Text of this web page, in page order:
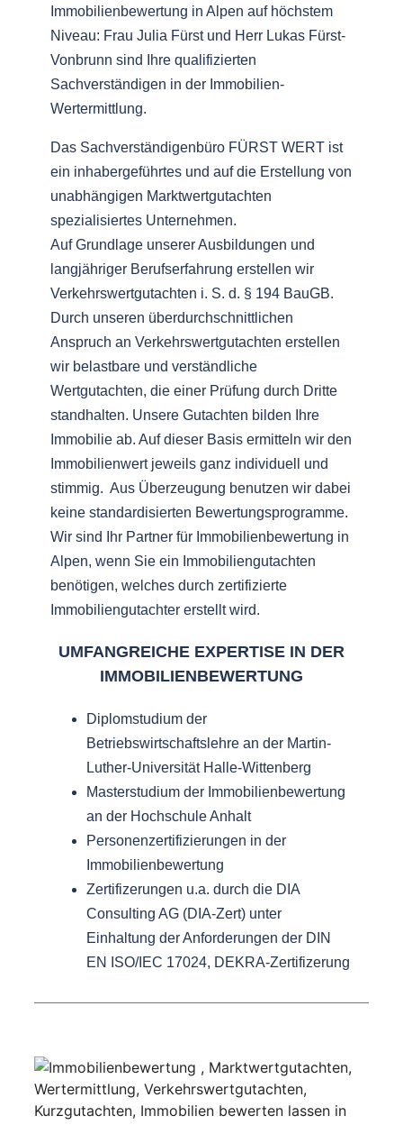
Immobilienbewertung in Alpen auf höchstem
Niveau: Frau Julia Fürst und Herr Lukas Fürst-
Vonbrunn sind Ihre qualifizierten
Sachverständigen in der Immobilien-
Wertermittlung.
Das Sachverständigenbüro FÜRST WERT ist
ein inhabergeführtes und auf die Erstellung von
unabhängigen Marktwertgutachten
spezialisiertes Unternehmen.
Auf Grundlage unserer Ausbildungen und
langjähriger Berufserfahrung erstellen wir
Verkehrswertgutachten i. S. d. § 194 BauGB.
Durch unseren überdurchschnittlichen
Anspruch an Verkehrswertgutachten erstellen
wir belastbare und verständliche
Wertgutachten, die einer Prüfung durch Dritte
standhalten. Unsere Gutachten bilden Ihre
Immobilie ab. Auf dieser Basis ermitteln wir den
Immobilienwert jeweils ganz individuell und
stimmig. Aus Überzeugung benutzen wir dabei
keine standardisierten Bewertungsprogramme.
Wir sind Ihr Partner für Immobilienbewertung in
Alpen, wenn Sie ein Immobiliengutachten
benötigen, welches durch zertifizierte
Immobiliengutachter erstellt wird.
UMFANGREICHE EXPERTISE IN DER
IMMOBILIENBEWERTUNG
Diplomstudium der
Betriebswirtschaftslehre an der Martin-
Luther-Universität Halle-Wittenberg
Masterstudium der Immobilienbewertung
an der Hochschule Anhalt
Personenzertifizierungen in der
Immobilienbewertung
Zertifizerungen u.a. durch die DIA
Consulting AG (DIA-Zert) unter
Einhaltung der Anforderungen der DIN
EN ISO/IEC 17024, DEKRA-Zertifizerung